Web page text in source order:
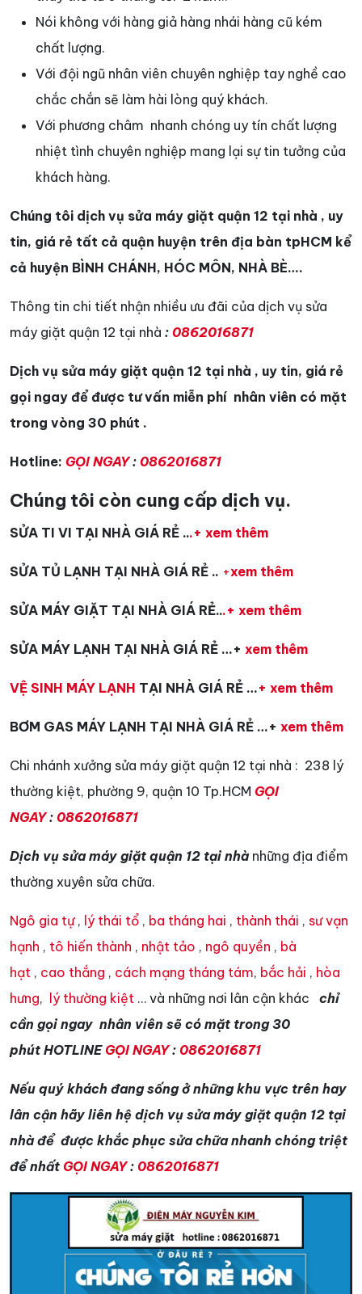
Nói không với hàng giả hàng nhái hàng cũ kém
chất lượng.
Với đội ngũ nhân viên chuyên nghiệp tay nghề cao
chắc chắn sẽ làm hài lòng quý khách.
Với phương châm nhanh chóng uy tín chất lượng
nhiệt tình chuyên nghiệp mang lại sự tin tưởng của
khách hàng.
Chúng tôi dịch vụ sửa máy giặt quận 12 tại nhà , uy
tin, giá rẻ tất cả quận huyện trên địa bàn tpHCM kể
cả huyện BÌNH CHÁNH, HÓC MÔN, NHÀ BÈ….
Thông tin chi tiết nhận nhiều ưu đãi của dịch vụ sửa
máy giặt quận 12 tại nhà : 0862016871
Dịch vụ sửa máy giặt quận 12 tại nhà , uy tin, giá rẻ
gọi ngay để được tư vấn miễn phí nhân viên có mặt
trong vòng 30 phút .
Hotline: GỌI NGAY: 0862016871
Chúng tôi còn cung cấp dịch vụ.
SỬA TI VI TẠI NHÀ GIÁ RẺ ...+ xem thêm
SỬA TỦ LẠNH TẠI NHÀ GIÁ RẺ .. +xem thêm
SỬA MÁY GIẶT TẠI NHÀ GIÁ RẺ...+ xem thêm
SỬA MÁY LẠNH TẠI NHÀ GIÁ RẺ …+ xem thêm
VỆ SINH MÁY LẠNH TẠI NHÀ GIÁ RẺ …+ xem thêm
BƠM GAS MÁY LẠNH TẠI NHÀ GIÁ RẺ …+ xem thêm
Chi nhánh xưởng sửa máy giặt quận 12 tại nhà : 238 lý
thường kiệt, phường 9, quận 10 Tp.HCM GỌI
NGAY: 0862016871
Dịch vụ sửa máy giặt quận 12 tại nhà những địa điểm
thường xuyên sửa chữa.
Ngô gia tự, lý thái tổ , ba tháng hai , thành thái , sư vạn
hạnh , tô hiến thành , nhật tảo , ngô quyền , bà
hạt , cao thắng , cách mạng tháng tám, bắc hải , hòa
hưng, lý thường kiệt … và những nơi lân cận khác chỉ
cần gọi ngay nhân viên sẽ có mặt trong 30
phút HOTLINE GỌI NGAY: 0862016871
Nếu quý khách đang sống ở những khu vực trên hay
lân cận hãy liên hệ dịch vụ sửa máy giặt quận 12 tại
nhà để được khắc phục sửa chữa nhanh chóng triệt
để nhất GỌI NGAY: 0862016871